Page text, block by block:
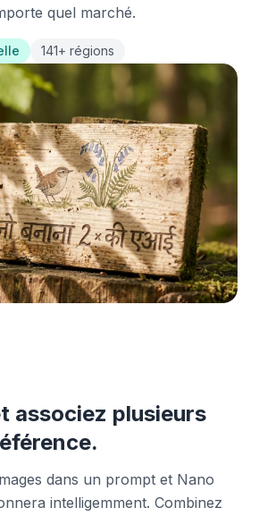
quel marché.
141+ régions
associez plusieurs
dans un prompt et Nano
intelligemment. Combinez